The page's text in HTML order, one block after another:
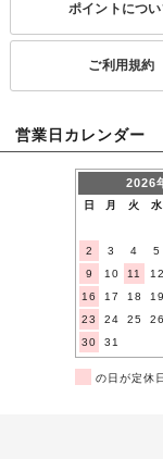
ポイントについ
ご利用規約
営業日カレンダー
2026
日 月 火 水
2
3 4 5
9
10 11 12
16
17 18 19
23
24 25 26
30
31
の日が定休